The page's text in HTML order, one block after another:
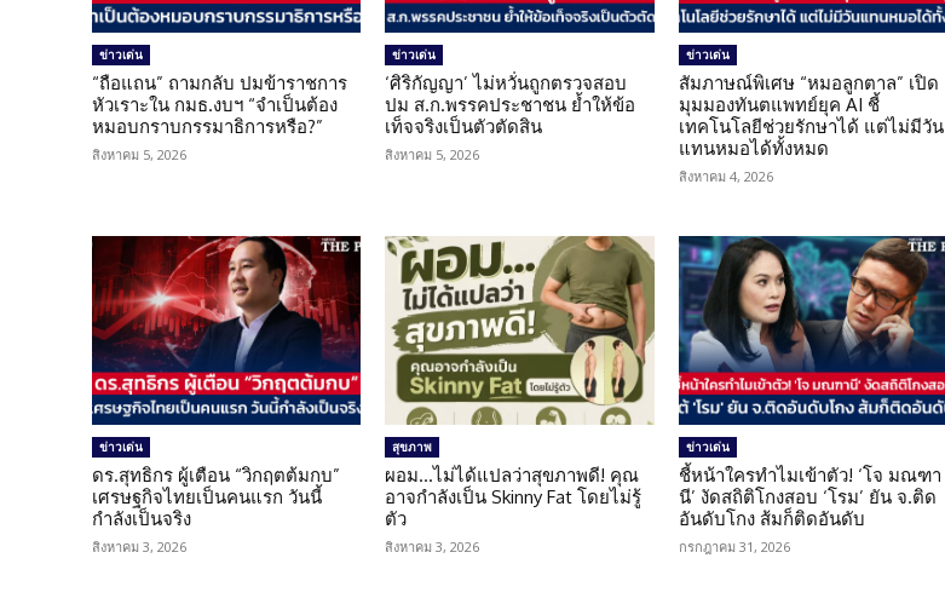
ข่าวเด่น
“ถือแถน” ถามกลับ ปมข้าราชการ
หัวเราะใน กมธ.งบฯ “จำเป็นต้อง
หมอบกราบกรรมาธิการหรือ?”
สิงหาคม 5, 2026
ข่าวเด่น
‘ศิริกัญญา’ ไม่หวั่นถูกตรวจสอบ
ปม ส.ก.พรรคประชาชน ย้ำให้ข้อ
เท็จจริงเป็นตัวตัดสิน
สิงหาคม 5, 2026
ข่าวเด่น
สัมภาษณ์พิเศษ “หมอลูกตาล” เปิด
มุมมองทันตแพทย์ยุค AI ชี้
เทคโนโลยีช่วยรักษาได้ แต่ไม่มีวัน
แทนหมอได้ทั้งหมด
สิงหาคม 4, 2026
ข่าวเด่น
ดร.สุทธิกร ผู้เตือน “วิกฤตต้มกบ”
เศรษฐกิจไทยเป็นคนแรก วันนี้
กำลังเป็นจริง
สิงหาคม 3, 2026
สุขภาพ
ผอม…ไม่ได้แปลว่าสุขภาพดี! คุณ
อาจกำลังเป็น Skinny Fat โดยไม่รู้
ตัว
สิงหาคม 3, 2026
ข่าวเด่น
ชี้หน้าใครทำไมเข้าตัว! ‘โจ มณฑา
นี’ งัดสถิติโกงสอบ ‘โรม’ ยัน จ.ติด
อันดับโกง ส้มก็ติดอันดับ
กรกฎาคม 31, 2026